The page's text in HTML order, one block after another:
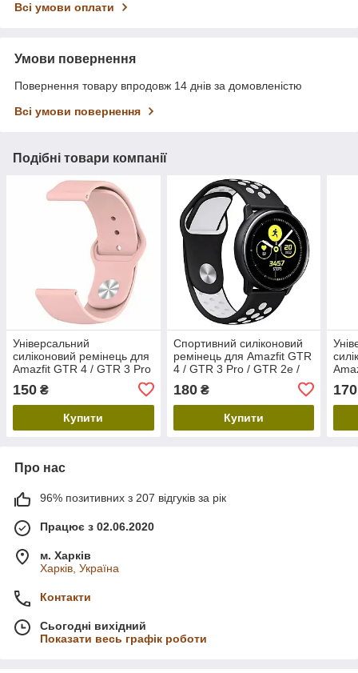
Всі умови оплати
Умови повернення
Повернення товару впродовж 14 днів за домовленістю
Всі умови повернення
Подібні товари компанії
Універсальний
силіконовий ремінець для
Amazfit GTR 4 / GTR 3 Pro
ширина 22 мм, Pink
150 ₴
Купити
Спортивний силіконовий
ремінець для Amazfit GTR
4 / GTR 3 Pro / GTR 2e /
мм, Black/White
180₴
Купити
170
Про нас
96% позитивних з 207 відгуків за рік
Працює з 02.06.2020
м. Харків
Харків, Україна
Контакти
Сьогодні вихідний
Показати весь графік роботи